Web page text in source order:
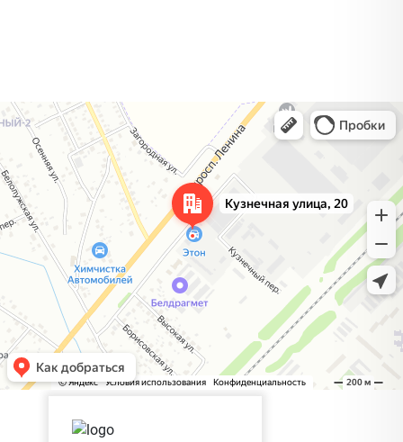
Жодино
Кузнечная улица, 20 — Яндекс Карты